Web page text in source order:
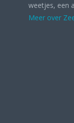
weetjes, een
Meer over